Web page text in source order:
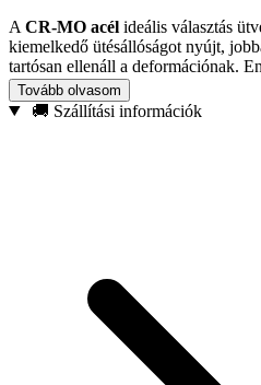
A CR-MO acél ideális választás
kiemelkedő ütésállóságot nyújt,
tartósan ellenáll a deformációnak.
távon is megbízható társ műhelyben
Ajánlott felhasználás:autószerelés,
Tovább olvasom
🚚 Szállítási információk